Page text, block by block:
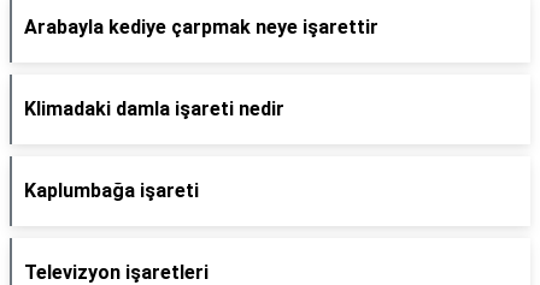
Arabayla kediye çarpmak neye işarettir
Klimadaki damla işareti nedir
Kaplumbağa işareti
Televizyon işaretleri